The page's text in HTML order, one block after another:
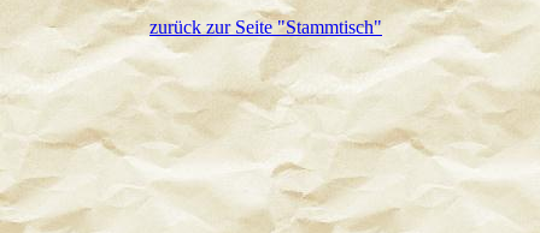
zurück zur Seite "Stammtisch"